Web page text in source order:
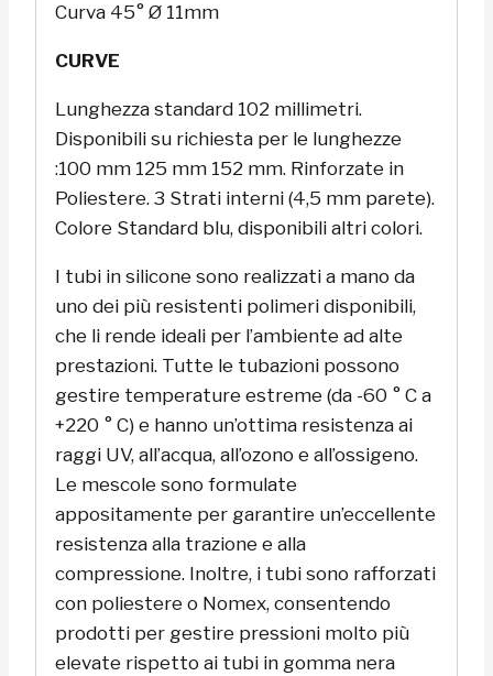
Curva 45° Ø 11mm
CURVE
Lunghezza standard 102 millimetri.
Disponibili su richiesta per le lunghezze
:100 mm 125 mm 152 mm. Rinforzate in
Poliestere. 3 Strati interni (4,5 mm parete).
Colore Standard blu, disponibili altri colori.
I tubi in silicone sono realizzati a mano da
uno dei più resistenti polimeri disponibili,
che li rende ideali per l’ambiente ad alte
prestazioni. Tutte le tubazioni possono
gestire temperature estreme (da -60 ° C a
+220 ° C) e hanno un’ottima resistenza ai
raggi UV, all’acqua, all’ozono e all’ossigeno.
Le mescole sono formulate
appositamente per garantire un’eccellente
resistenza alla trazione e alla
compressione. Inoltre, i tubi sono rafforzati
con poliestere o Nomex, consentendo
prodotti per gestire pressioni molto più
elevate rispetto ai tubi in gomma nera